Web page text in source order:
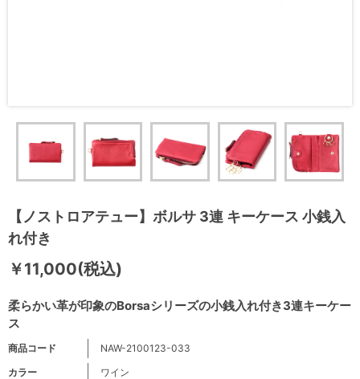
【ノストロアテュー】ボルサ 3連 キーケース 小銭入
れ付き
柔らかい革が印象のBorsaシリーズの小銭入れ付き3連キーケー
ス
￥11,000(税込)
商品コード
NAW-2100123-033
カラー
ワイン